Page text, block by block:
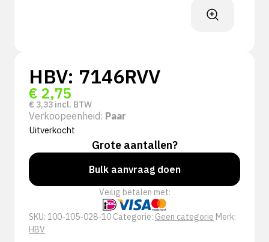
HBV: 7146RVV
€ 2,75
€ 3,33 incl. BTW
Verkoopeenheid: Paar
Uitverkocht
Grote aantallen?
Bulk aanvraag doen
Veilig betalen met:
SKU: 100-105-028-10 Categorie: Geen categorie Merk:
HBV